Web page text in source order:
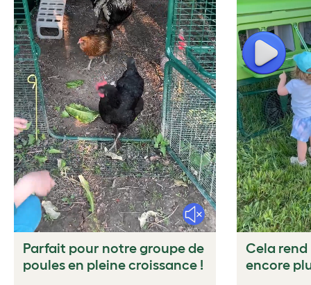
Mute
Parfait pour notre groupe de
poules en pleine croissance !
Play
Cela rend
encore